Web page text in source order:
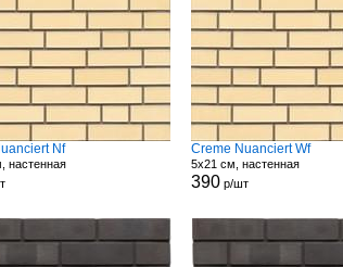
Nf
настенная
Creme Nuanciert Wf
5x21 см, настенная
390 р/шт